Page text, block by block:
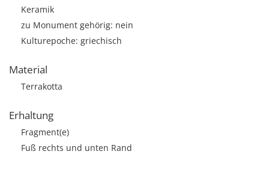
Keramik
zu Monument gehörig: nein
Kulturepoche: griechisch
Material
Terrakotta
Erhaltung
Fragment(e)
Fuß rechts und unten Rand